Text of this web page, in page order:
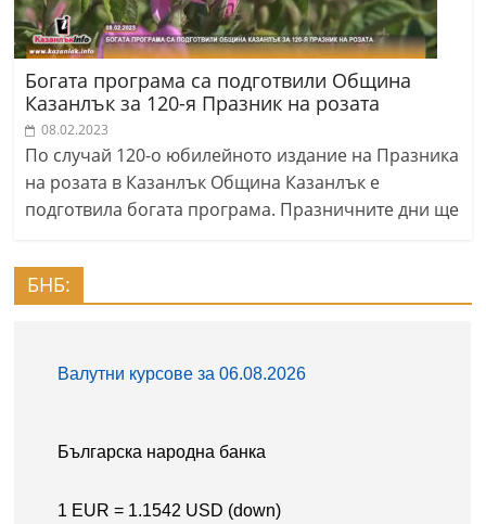
Богата програма са подготвили Община
Казанлък за 120-я Празник на розата
08.02.2023
По случай 120-о юбилейното издание на Празника
на розата в Казанлък Община Казанлък е
подготвила богата програма. Празничните дни ще
БНБ: